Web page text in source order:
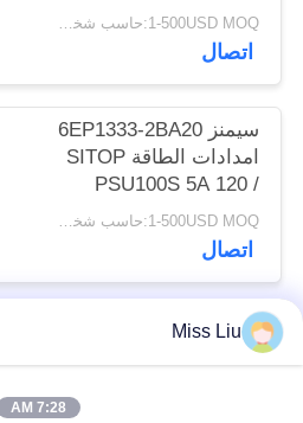
STOP INTERFACE
NEW
1-500USD MOQ:حاسب شخصي 1
اتصال
سيمنز 6EP1333-2BA20
امدادات الطاقة SITOP
PSU100S 5A 120 /
230V NEW
1-500USD MOQ:حاسب شخصي 1
اتصال
فئات شعبية
Miss Liu
7:28 AM